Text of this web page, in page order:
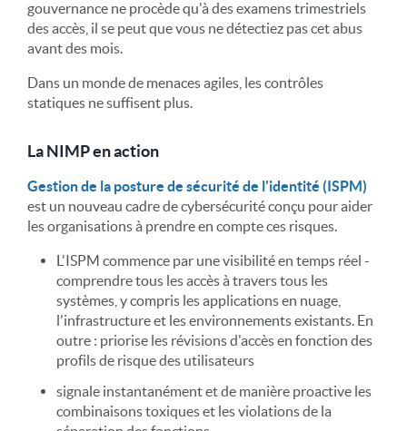
gouvernance ne procède qu'à des examens trimestriels
des accès, il se peut que vous ne détectiez pas cet abus
avant des mois.
Dans un monde de menaces agiles, les contrôles
statiques ne suffisent plus.
La NIMP en action
Gestion de la posture de sécurité de l'identité (ISPM)
est un nouveau cadre de cybersécurité conçu pour aider
les organisations à prendre en compte ces risques.
L'ISPM commence par une visibilité en temps réel -
comprendre tous les accès à travers tous les
systèmes, y compris les applications en nuage,
l'infrastructure et les environnements existants. En
outre : priorise les révisions d'accès en fonction des
profils de risque des utilisateurs
signale instantanément et de manière proactive les
combinaisons toxiques et les violations de la